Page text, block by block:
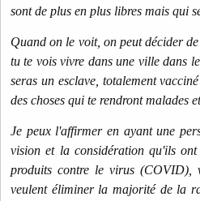
sont de plus en plus libres mais qui
Quand on le voit, on peut décider
tu te vois vivre dans une ville dans
seras un esclave, totalement
des choses qui te rendront malades
Je peux l'affirmer en ayant une
vision et la considération qu'ils
produits contre le virus (COVID),
veulent éliminer la majorité de la